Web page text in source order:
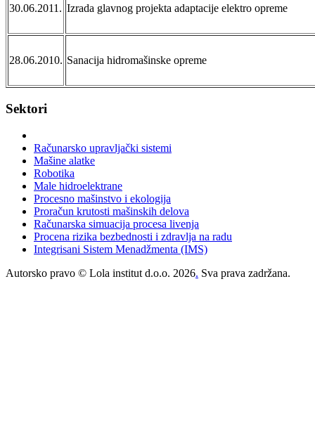
30.06.2011. Izrada glavnog projekta adaptacije elektro opreme
28.06.2010. Sanacija hidromašinske opreme
Sektori
Računarsko upravljački sistemi
Mašine alatke
Robotika
Male hidroelektrane
Procesno mašinstvo i ekologija
Proračun krutosti mašinskih delova
Računarska simuacija procesa livenja
Procena rizika bezbednosti i zdravlja na radu
Integrisani Sistem Menadžmenta (IMS)
Autorsko pravo © Lola institut d.o.o. 2026. Sva prava zadržana.